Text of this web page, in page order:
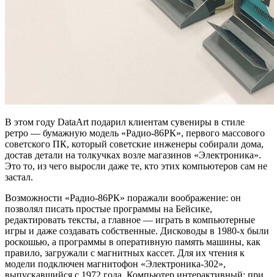
В этом году DataArt подарил клиентам сувениры в стиле
ретро — бумажную модель «Радио-86РК», первого массового
советского ПК, который советские инженеры собирали дома,
достав детали на толкучках возле магазинов «Электроника».
Это то, из чего выросли даже те, кто этих компьютеров сам не
застал.
Возможности «Радио-86РК» поражали воображение: он
позволял писать простые программы на Бейсике,
редактировать тексты, а главное — играть в компьютерные
игры и даже создавать собственные. Дисководы в 1980-х были
роскошью, а программы в оперативную память машины, как
правило, загружали с магнитных кассет. Для их чтения к
модели подключен магнитофон «Электроника-302»,
выпускавшийся с 1972 года. Компьютер интерактивный: при